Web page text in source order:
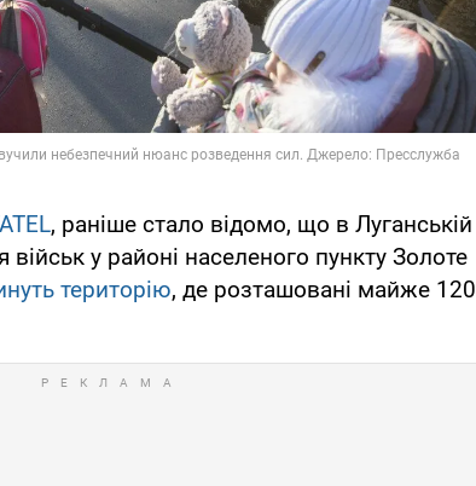
, раніше стало відомо, що в Луганській
військ у районі населеного пункту Золоте
територію, де розташовані майже 120